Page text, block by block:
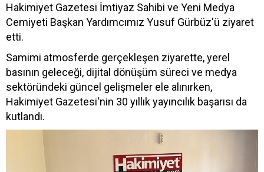
Hakimiyet Gazetesi İmtiyaz Sahibi ve Yeni Medya
Cemiyeti Başkan Yardımcımız Yusuf Gürbüz'ü ziyaret
etti.
Samimi atmosferde gerçekleşen ziyarette, yerel
basının geleceği, dijital dönüşüm süreci ve medya
sektöründeki güncel gelişmeler ele alınırken,
Hakimiyet Gazetesi'nin 30 yıllık yayıncılık başarısı da
kutlandı.